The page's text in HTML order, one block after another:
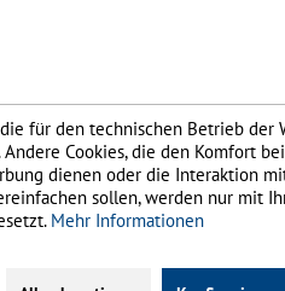
für den technischen Betrieb der
Cookies, die den Komfort
dienen oder die Interaktion
sollen, werden nur mit
Mehr Informationen